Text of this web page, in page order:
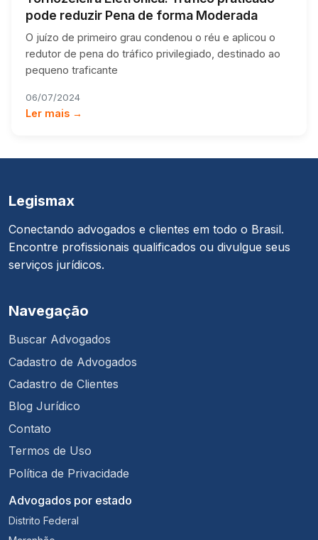
pode reduzir Pena de forma Moderada
O juízo de primeiro grau condenou o réu e aplicou o
redutor de pena do tráfico privilegiado, destinado ao
pequeno traficante
06/07/2024
Ler mais →
Legismax
Conectando advogados e clientes em todo o Brasil.
Encontre profissionais qualificados ou divulgue seus
serviços jurídicos.
Navegação
Buscar Advogados
Cadastro de Advogados
Cadastro de Clientes
Blog Jurídico
Contato
Termos de Uso
Política de Privacidade
Advogados por estado
Distrito Federal